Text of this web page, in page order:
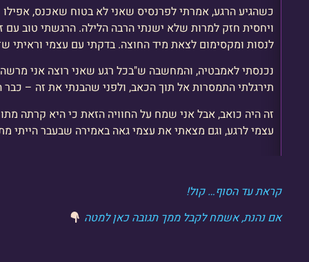
כשהגיע הרגע, אמרתי לפרנסיס שאני לא בטוח שאכנס,
ויחסית חזק למרות שלא ישנתי הרבה הלילה. הרגשתי טוב עם
לנסות ומקסימום לצאת מיד החוצה. בדקתי עם עצמי וראיתי
נכנסתי לאמבטיה, והמחשבה ש"בכל רגע שאני רוצה אני
תירגלתי התמסרות אל תוך הכאב, ולפני שהבנתי את זה –
זה היה כואב, אבל אני שמח על החוויה הזאת כי היא קרתה
עצמי לרגע, וגם מצאתי את עצמי גאה באמירה שבעבר הייתי
קראת עד הסוף… קול!
אם נהנת, אשמח לקבל ממך תגובה כאן למטה